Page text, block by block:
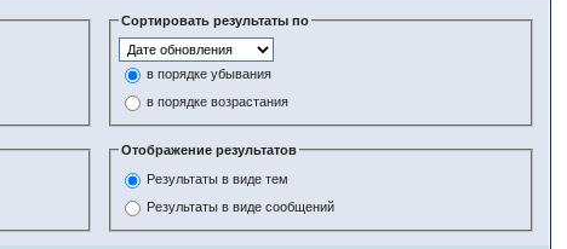
Сортировать результаты по
в порядке убывания
в порядке возрастания
Отображение результатов
Результаты в виде тем
Результаты в виде сообщений